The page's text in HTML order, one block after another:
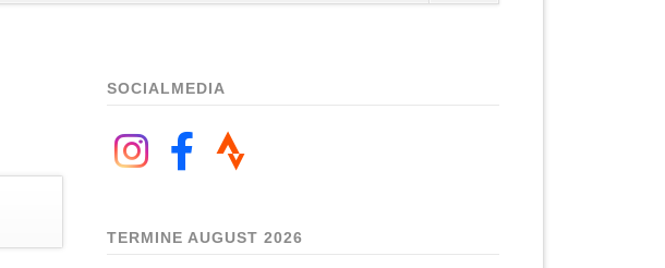
SOCIALMEDIA
TERMINE AUGUST 2026